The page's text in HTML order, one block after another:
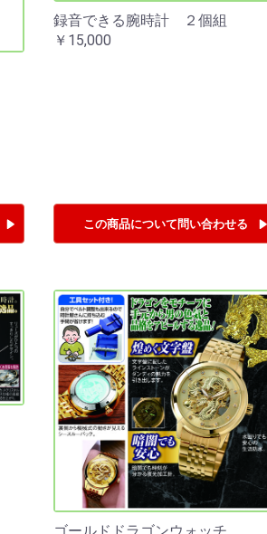
録音できる腕時計 ２個組
￥15,000
この商品について 問い合わせる